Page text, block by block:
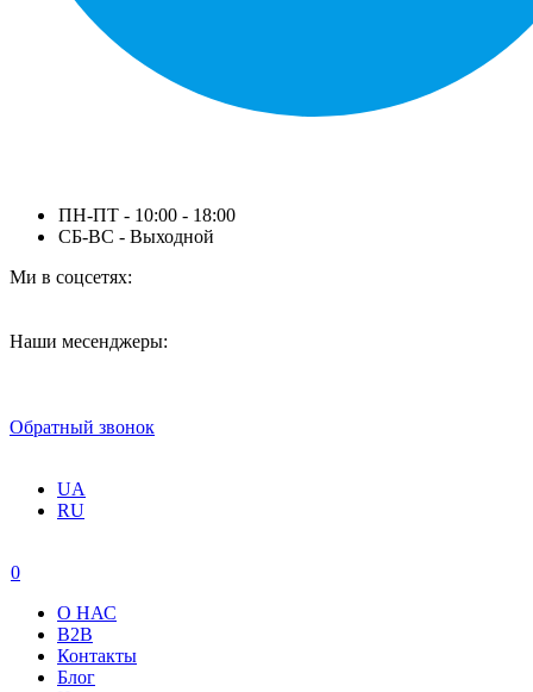
ПН-ПТ - 10:00 - 18:00
СБ-ВС - Выходной
Ми в соцсетях:
Наши месенджеры:
Обратный звонок
UA
RU
0
О НАС
B2B
Контакты
Блог